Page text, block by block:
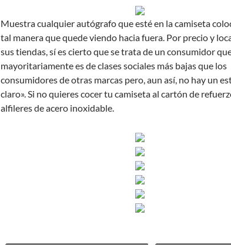
Muestra cualquier autógrafo que esté en la camiseta
tal manera que quede viendo hacia fuera. Por precio y
sus tiendas, sí es cierto que se trata de un consumidor
mayoritariamente es de clases sociales más bajas que los
consumidores de otras marcas pero, aun así, no hay un
claro». Si no quieres cocer tu camiseta al cartón de
alfileres de acero inoxidable.